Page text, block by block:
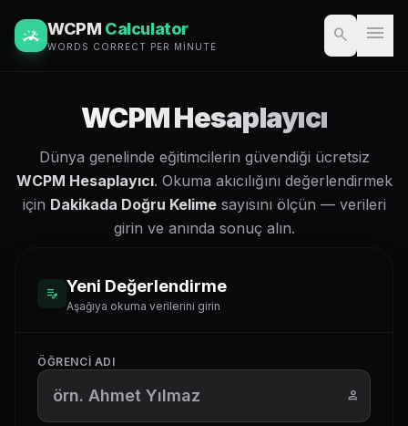
WCPM Calculator
WORDS CORRECT PER MINUTE
search menu
WCPM Hesaplayıcı
Dünya genelinde eğitimcilerin güvendiği ücretsiz
WCPM Hesaplayıcı. Okuma akıcılığını değerlendirmek
için Dakikada Doğru Kelimesayısını ölçün — verileri
girin ve anında sonuç alın.
edit_note Yeni Değerlendirme
Aşağıya okuma verilerini girin
ÖĞRENCI ADI
person